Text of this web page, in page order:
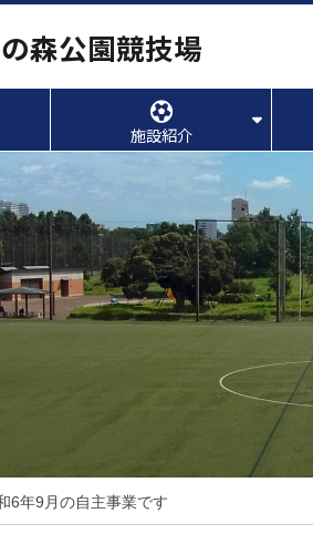
森公園競技場
施設紹介
6年9月の自主事業です